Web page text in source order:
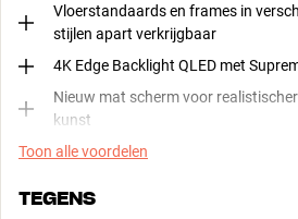
Vloerstandaards en frames in
stijlen apart verkrijgbaar
4K Edge Backlight QLED met
Nieuw mat scherm voor
kunst
Toon alle voordelen
TEGENS